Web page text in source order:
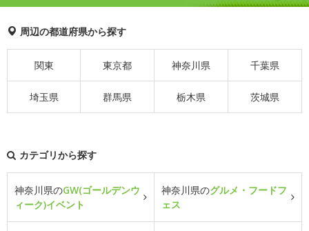
周辺の都道府県から探す
関東 東京都 神奈川県 千葉県
埼玉県 群馬県 栃木県 茨城県
カテゴリから探す
神奈川県のGW(ゴールデンウ
ィーク)イベント
神奈川県のグルメ・フードフ
ェス